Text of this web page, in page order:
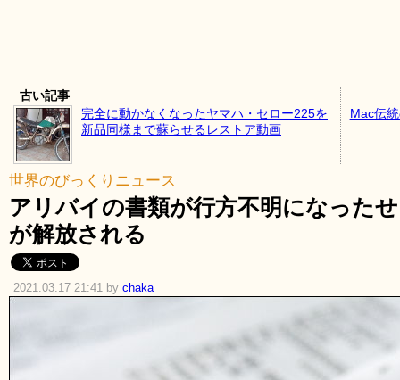
古い記事
完全に動かなくなったヤマハ・セロー225を
新品同様まで蘇らせるレストア動画
Mac伝
世界のびっくりニュース
アリバイの書類が行方不明になった
が解放される
2021.03.17 21:41 by chaka